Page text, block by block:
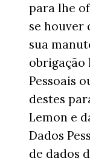
para lhe
se houver
sua
obrigação
Pessoais
destes
Lemon e
Dados
de dados